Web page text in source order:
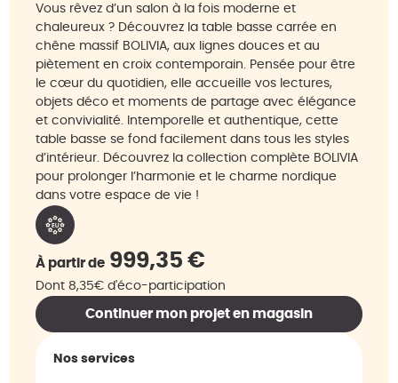
Vous rêvez d’un salon à la fois moderne et
chaleureux ? Découvrez la table basse carrée en
chêne massif BOLIVIA, aux lignes douces et au
piètement en croix contemporain. Pensée pour être
le cœur du quotidien, elle accueille vos lectures,
objets déco et moments de partage avec élégance
et convivialité. Intemporelle et authentique, cette
table basse se fond facilement dans tous les styles
d’intérieur. Découvrez la collection complète BOLIVIA
pour prolonger l’harmonie et le charme nordique
dans votre espace de vie !
À partir de 999,35 €
Dont 8,35€ d'éco-participation
Continuer mon projet en magasin
Nos services